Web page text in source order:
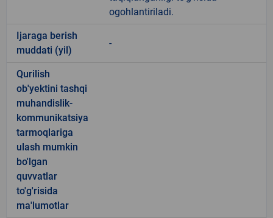
ogohlantiriladi.
Ijaraga berish
muddati (yil)
-
Qurilish
ob'yektini tashqi
muhandislik-
kommunikatsiya
tarmoqlariga
ulash mumkin
bo'lgan
quvvatlar
to'g'risida
ma'lumotlar